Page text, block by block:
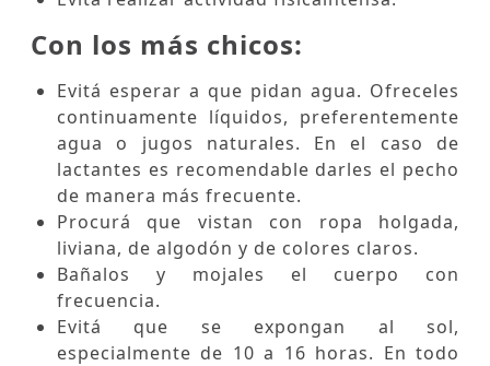
Con los más chicos:
Evitá esperar a que pidan agua. Ofreceles
continuamente líquidos, preferentemente
agua o jugos naturales. En el caso de
lactantes es recomendable darles el pecho
de manera más frecuente.
Procurá que vistan con ropa holgada,
liviana, de algodón y de colores claros.
Bañalos y mojales el cuerpo con
frecuencia.
Evitá que se expongan al sol,
especialmente de 10 a 16 horas. En todo